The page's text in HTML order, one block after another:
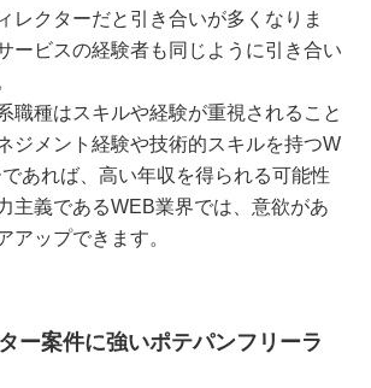
レクターだと引き合いが多くなりま
ービスの経験者も同じように引き合い
職種はスキルや経験が重視されること
ジメント経験や技術的スキルを持つW
あれば、高い年収を得られる可能性
主義であるWEB業界では、意欲があ
アップできます。
ー案件に強いポテパンフリーラ